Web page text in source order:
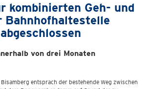
kombinierten Geh- und
Bahnhofhaltestelle
von drei Monaten
entsprach der bestehende Weg zwischen